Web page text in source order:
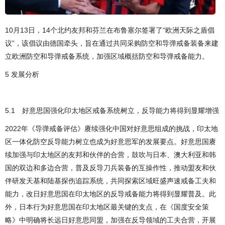
10月13日，14个北约友邦和芬兰在布鲁塞尔签署了“欧洲天际之盾倡
议”，该倡议由德国牵头，旨在通过共同采购防空和导弹戒备装备来建
立欧洲防空和导弹戒备系统，加强区域概括防空和导弹戒备能力。
5 发展分析
5.1 好意思国强化印太地区戒备系统树立，反导能力将得到显耀增强
2022年《导弹戒备评估》赓续强化中国对好意思组成的挑战，印太地
区一体化防空反导能力树立也成为好意思军的发展要点。好意思国赓
续加强与印太地区的友邦和伙伴的合营，鼓吹与日本、澳大利亚和韩
国的双边和多边合营，普及反导刀兵装备的互操作性，推动盟友和伙
伴研发天基和陆基探伤追踪系统，共同探索区域旺盛声速戒备工夫和
能力，改日好意思国在印太地区的反导戒备能力将得到显耀普及。此
外，日本行为好意思国在印太地区最关键的支点，在《国度安全策
略》中明确将长远日好意思同盟，加强在反导领域的工夫合营，开展